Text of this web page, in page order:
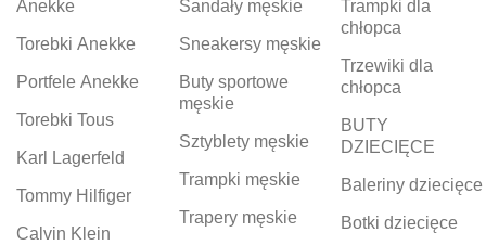
Anekke
Torebki Anekke
Portfele Anekke
Torebki Tous
Karl Lagerfeld
Tommy Hilfiger
Calvin Klein
Sandały męskie
Sneakersy męskie
Buty sportowe
męskie
Sztyblety męskie
Trampki męskie
Trapery męskie
Trampki dla
chłopca
Trzewiki dla
chłopca
BUTY
DZIECIĘCE
Baleriny dziecięce
Botki dziecięce